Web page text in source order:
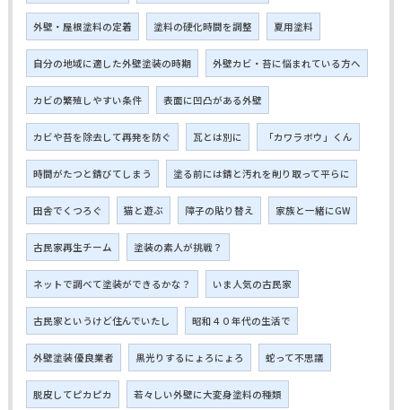
外壁・屋根塗料の定着 塗料の硬化時間を調整 夏用塗料
自分の地域に適した外壁塗装の時期 外壁カビ・苔に悩まれている方へ
カビの繁殖しやすい条件 表面に凹凸がある外壁
カビや苔を除去して再発を防ぐ 瓦とは別に 「カワラボウ」くん
時間がたつと錆びてしまう 塗る前には錆と汚れを削り取って平らに
田舎でくつろぐ 猫と遊ぶ 障子の貼り替え 家族と一緒にGW
古民家再生チーム 塗装の素人が挑戦？
ネットで調べて塗装ができるかな？ いま人気の古民家
古民家というけど住んでいたし 昭和４０年代の生活で
外壁塗装 優良業者 黒光りするにょろにょろ 蛇って不思議
脱皮してピカピカ 若々しい外壁に大変身塗料の種類